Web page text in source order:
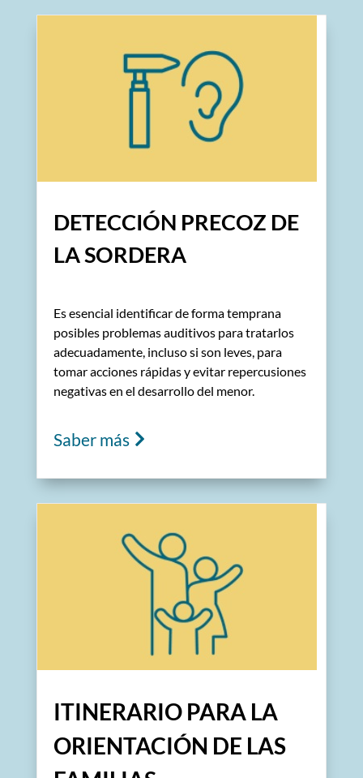
DETECCIÓN PRECOZ DE
LA SORDERA
Es esencial identificar de forma temprana
posibles problemas auditivos para tratarlos
adecuadamente, incluso si son leves, para
tomar acciones rápidas y evitar repercusiones
negativas en el desarrollo del menor.
Saber más
ITINERARIO PARA LA
ORIENTACIÓN DE LAS